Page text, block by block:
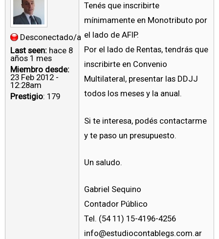
Desconectado/a
Last seen: hace 8
años 1 mes
Miembro desde:
23 Feb 2012 -
12:28am
Prestigio: 179
Tenés que inscribirte
mínimamente en Monotributo por
el lado de AFIP.
Por el lado de Rentas, tendrás que
inscribirte en Convenio
Multilateral, presentar las DDJJ
todos los meses y la anual.
Si te interesa, podés contactarme
y te paso un presupuesto.
Un saludo.
Gabriel Sequino
Contador Público
Tel. (54 11) 15-4196-4256
info@estudiocontablegs.com.ar